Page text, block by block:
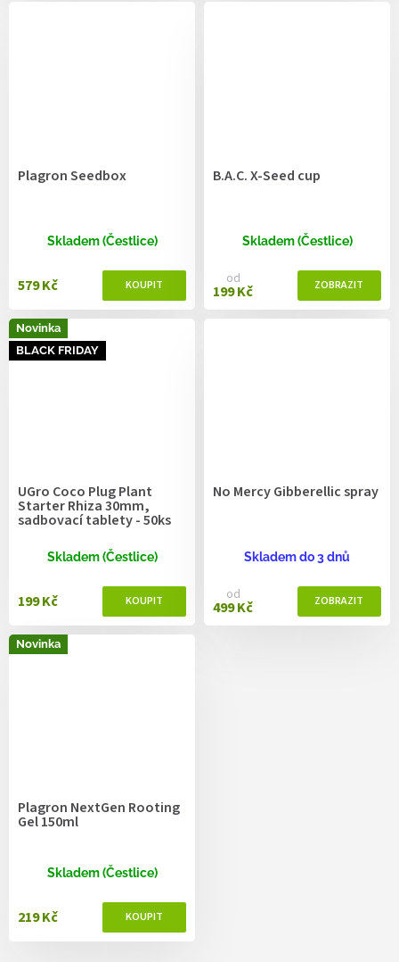
Plagron Seedbox
Skladem (Čestlice)
579 Kč
B.A.C. X-Seed cup
Skladem (Čestlice)
od
199 Kč
Novinka
BLACK FRIDAY
UGro Coco Plug Plant
Starter Rhiza 30mm,
sadbovací tablety - 50ks
Skladem (Čestlice)
199 Kč
No Mercy Gibberellic spray
Skladem do 3 dnů
od
499 Kč
Novinka
Plagron NextGen Rooting
Gel 150ml
Skladem (Čestlice)
219 Kč